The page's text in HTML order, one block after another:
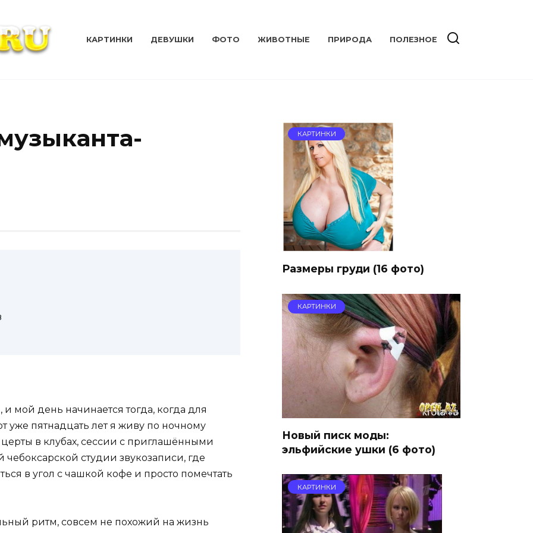
КАРТИНКИ ДЕВУШКИ ФОТО ЖИВОТНЫЕ ПРИРОДА ПОЛЕЗНОЕ
мой день начинается тогда, когда для
уже пятнадцать лет я живу по ночному
в клубах, сессии с приглашёнными
студии звукозаписи, где
в угол с чашкой кофе и просто помечтать
ритм, совсем не похожий на жизнь
КАРТИНКИ
Размеры груди (16 фото)
КАРТИНКИ
Новый писк моды:
эльфийские ушки (6 фото)
КАРТИНКИ